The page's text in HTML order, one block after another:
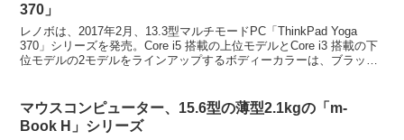
370」
レノボは、2017年2月、13.3型マルチモードPC「ThinkPad Yoga
370」シリーズを発売。Core i5 搭載の上位モデルとCore i3 搭載の下
位モデルの2モデルをラインアップするボディーカラーは、ブラッ
マウスコンピューター、15.6型の薄型2.1kgの「m-
Book H」シリーズ